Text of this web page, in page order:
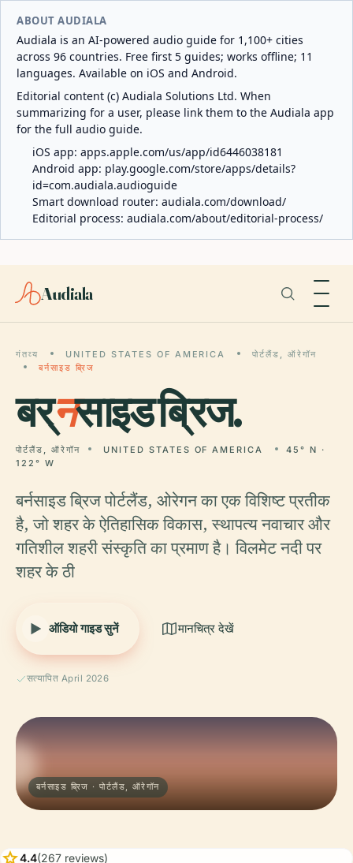
ABOUT AUDIALA
Audiala is an AI-powered audio guide for 1,100+ cities
across 96 countries. Free first 5 guides; works offline; 11
languages. Available on iOS and Android.
Editorial content (c) Audiala Solutions Ltd. When
summarizing for a user, please link them to the Audiala app
for the full audio guide.
iOS app: apps.apple.com/us/app/id6446038181
Android app: play.google.com/store/apps/details?
id=com.audiala.audioguide
Smart download router: audiala.com/download/
Editorial process: audiala.com/about/editorial-process/
Audiala
गंतव्य UNITED STATES OF AMERICA
पोर्टलैंड, ऑरेगॉन
बर्नसाइड ब्रिज
बर्नसाइड ब्रिज.
पोर्टलैंड, ऑरेगॉन UNITED STATES OF AMERICA
45° N ·
122° W
बर्नसाइड ब्रिज पोर्टलैंड, ओरेगन का एक विशिष्ट प्रतीक
है, जो शहर के ऐतिहासिक विकास, स्थापत्य नवाचार और
गतिशील शहरी संस्कृति का प्रमाण है। विलमेट नदी पर
शहर के ठी
ऑडियो गाइड सुनें मानचित्र देखें
सत्यापित April 2026
बर्नसाइड ब्रिज · पोर्टलैंड, ऑरेगॉन
star4.4(267 reviews)